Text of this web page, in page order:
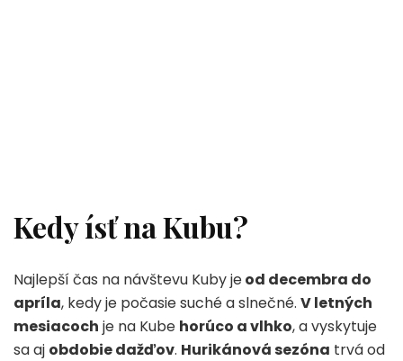
Kedy ísť na Kubu?
Najlepší čas na návštevu Kuby jeod decembra do
apríla, kedy je počasie suché a slnečné. V letných
mesiacoch je na Kube horúco a vlhko, a vyskytuje
sa aj obdobie dažďov. Hurikánová sezóna trvá od